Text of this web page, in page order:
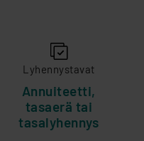
Lyhennystavat
Annuiteetti,
tasaerä tai
tasalyhennys